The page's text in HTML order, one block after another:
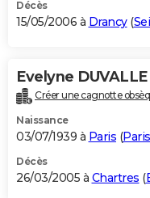
Décès
15/05/2006 à Drancy(
Evelyne DUVALLE
Créer une cagnotte
Naissance
03/07/1939 à Paris (Paris
Décès
26/03/2005 à Chartres (